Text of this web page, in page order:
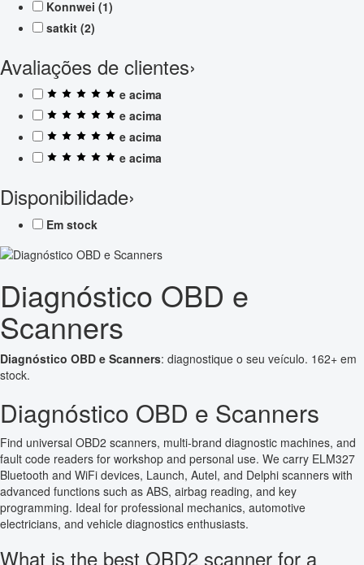
Konnwei (1)
satkit (2)
Avaliações de clientes›
e acima
e acima
e acima
e acima
Disponibilidade›
Em stock
Diagnóstico OBD e
Scanners
Diagnóstico OBD e Scanners: diagnostique o seu veículo. 162+ em
stock.
Diagnóstico OBD e Scanners
Find universal OBD2 scanners, multi-brand diagnostic machines, and
fault code readers for workshop and personal use. We carry ELM327
Bluetooth and WiFi devices, Launch, Autel, and Delphi scanners with
advanced functions such as ABS, airbag reading, and key
programming. Ideal for professional mechanics, automotive
electricians, and vehicle diagnostics enthusiasts.
What is the best OBD2 scanner for a